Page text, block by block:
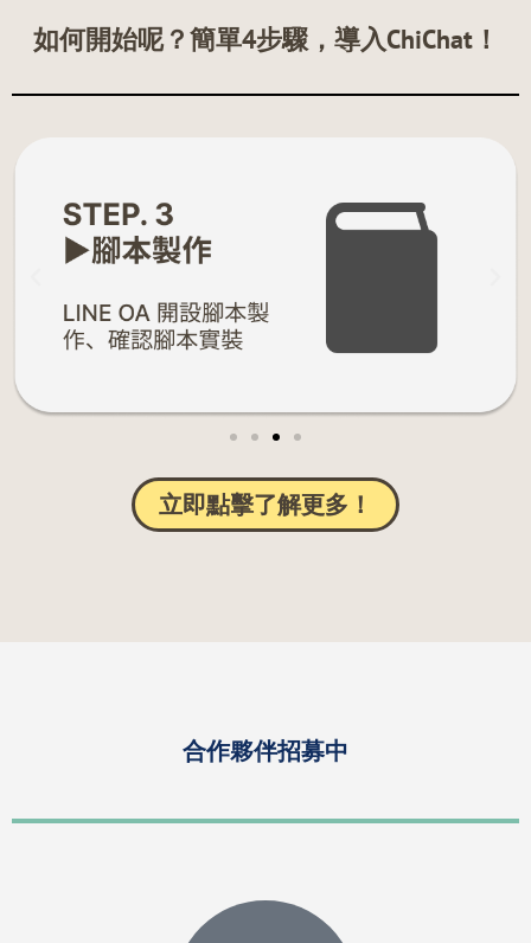
如何開始呢？簡單4步驟，導入ChiChat！
立即點擊了解更多！
合作夥伴招募中